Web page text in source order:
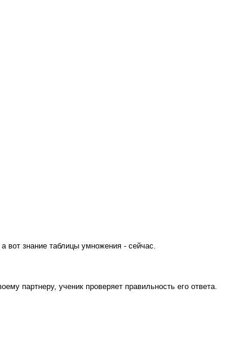
вот знание таблицы умножения - сейчас.
партнеру, ученик проверяет правильность его ответа.